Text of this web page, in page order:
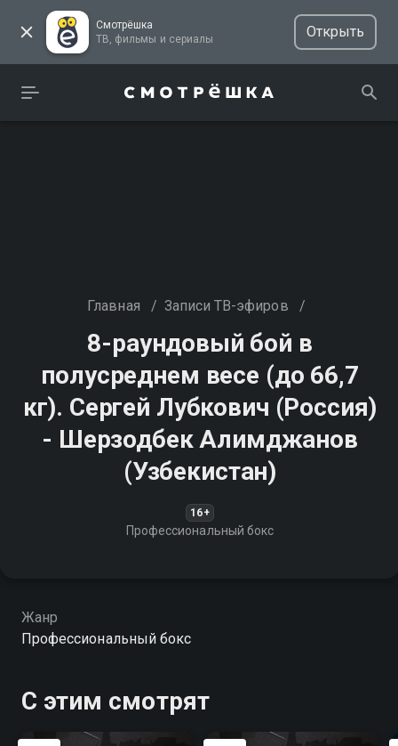
Смотрёшка
ТВ, фильмы и сериалы
Открыть
Главная / Записи ТВ-эфиров /
8-раундовый бой в
полусреднем весе (до 66,7
кг). Сергей Лубкович (Россия)
- Шерзодбек Алимджанов
(Узбекистан)
16+
Профессиональный бокс
Жанр
Профессиональный бокс
С этим смотрят